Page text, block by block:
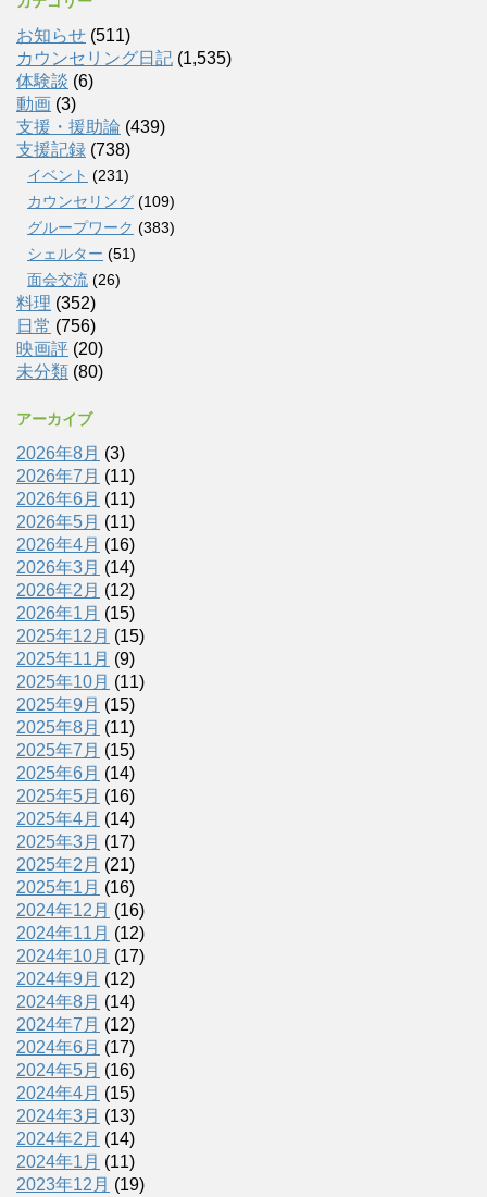
お知らせ (511)
カウンセリング日記 (1,535)
体験談 (6)
動画 (3)
支援・援助論 (439)
支援記録 (738)
イベント (231)
カウンセリング (109)
グループワーク (383)
シェルター (51)
面会交流 (26)
料理 (352)
日常 (756)
映画評 (20)
未分類 (80)
アーカイブ
2026年8月 (3)
2026年7月 (11)
2026年6月 (11)
2026年5月 (11)
2026年4月 (16)
2026年3月 (14)
2026年2月 (12)
2026年1月 (15)
2025年12月 (15)
2025年11月 (9)
2025年10月 (11)
2025年9月 (15)
2025年8月 (11)
2025年7月 (15)
2025年6月 (14)
2025年5月 (16)
2025年4月 (14)
2025年3月 (17)
2025年2月 (21)
2025年1月 (16)
2024年12月 (16)
2024年11月 (12)
2024年10月 (17)
2024年9月 (12)
2024年8月 (14)
2024年7月 (12)
2024年6月 (17)
2024年5月 (16)
2024年4月 (15)
2024年3月 (13)
2024年2月 (14)
2024年1月 (11)
2023年12月 (19)